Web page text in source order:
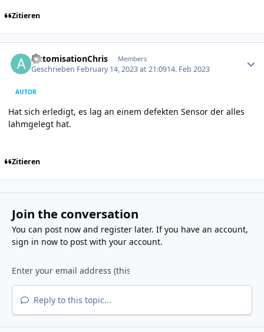
Zitieren
AutomisationChris Members
Geschrieben February 14, 2023 at 21:0914. Feb 2023
AUTOR
Hat sich erledigt, es lag an einem defekten Sensor der alles
lahmgelegt hat.
Zitieren
Join the conversation
You can post now and register later. If you have an account,
sign in nowto post with your account.
Reply to this topic...